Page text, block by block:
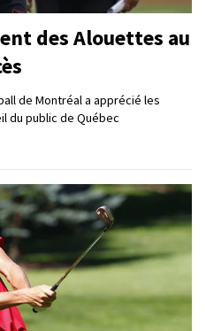
des Alouettes au
de Montréal a apprécié les
du public de Québec